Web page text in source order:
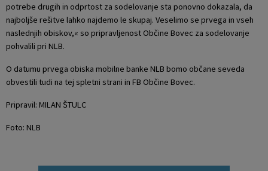
potrebe drugih in odprtost za sodelovanje sta ponovno dokazala, da
najboljše rešitve lahko najdemo le skupaj. Veselimo se prvega in vseh
naslednjih obiskov,« so pripravljenost Občine Bovec za sodelovanje
pohvalili pri NLB.
O datumu prvega obiska mobilne banke NLB bomo občane seveda
obvestili tudi na tej spletni strani in FB Občine Bovec.
Pripravil: MILAN ŠTULC
Foto: NLB